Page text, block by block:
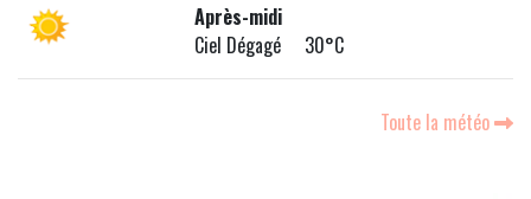
Après-midi
Ciel Dégagé 30°C
Toute la météo